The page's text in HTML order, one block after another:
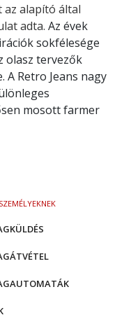
alapító által
adta. Az évek
sokfélesége
olasz tervezők
A Retro Jeans nagy
mosott farmer